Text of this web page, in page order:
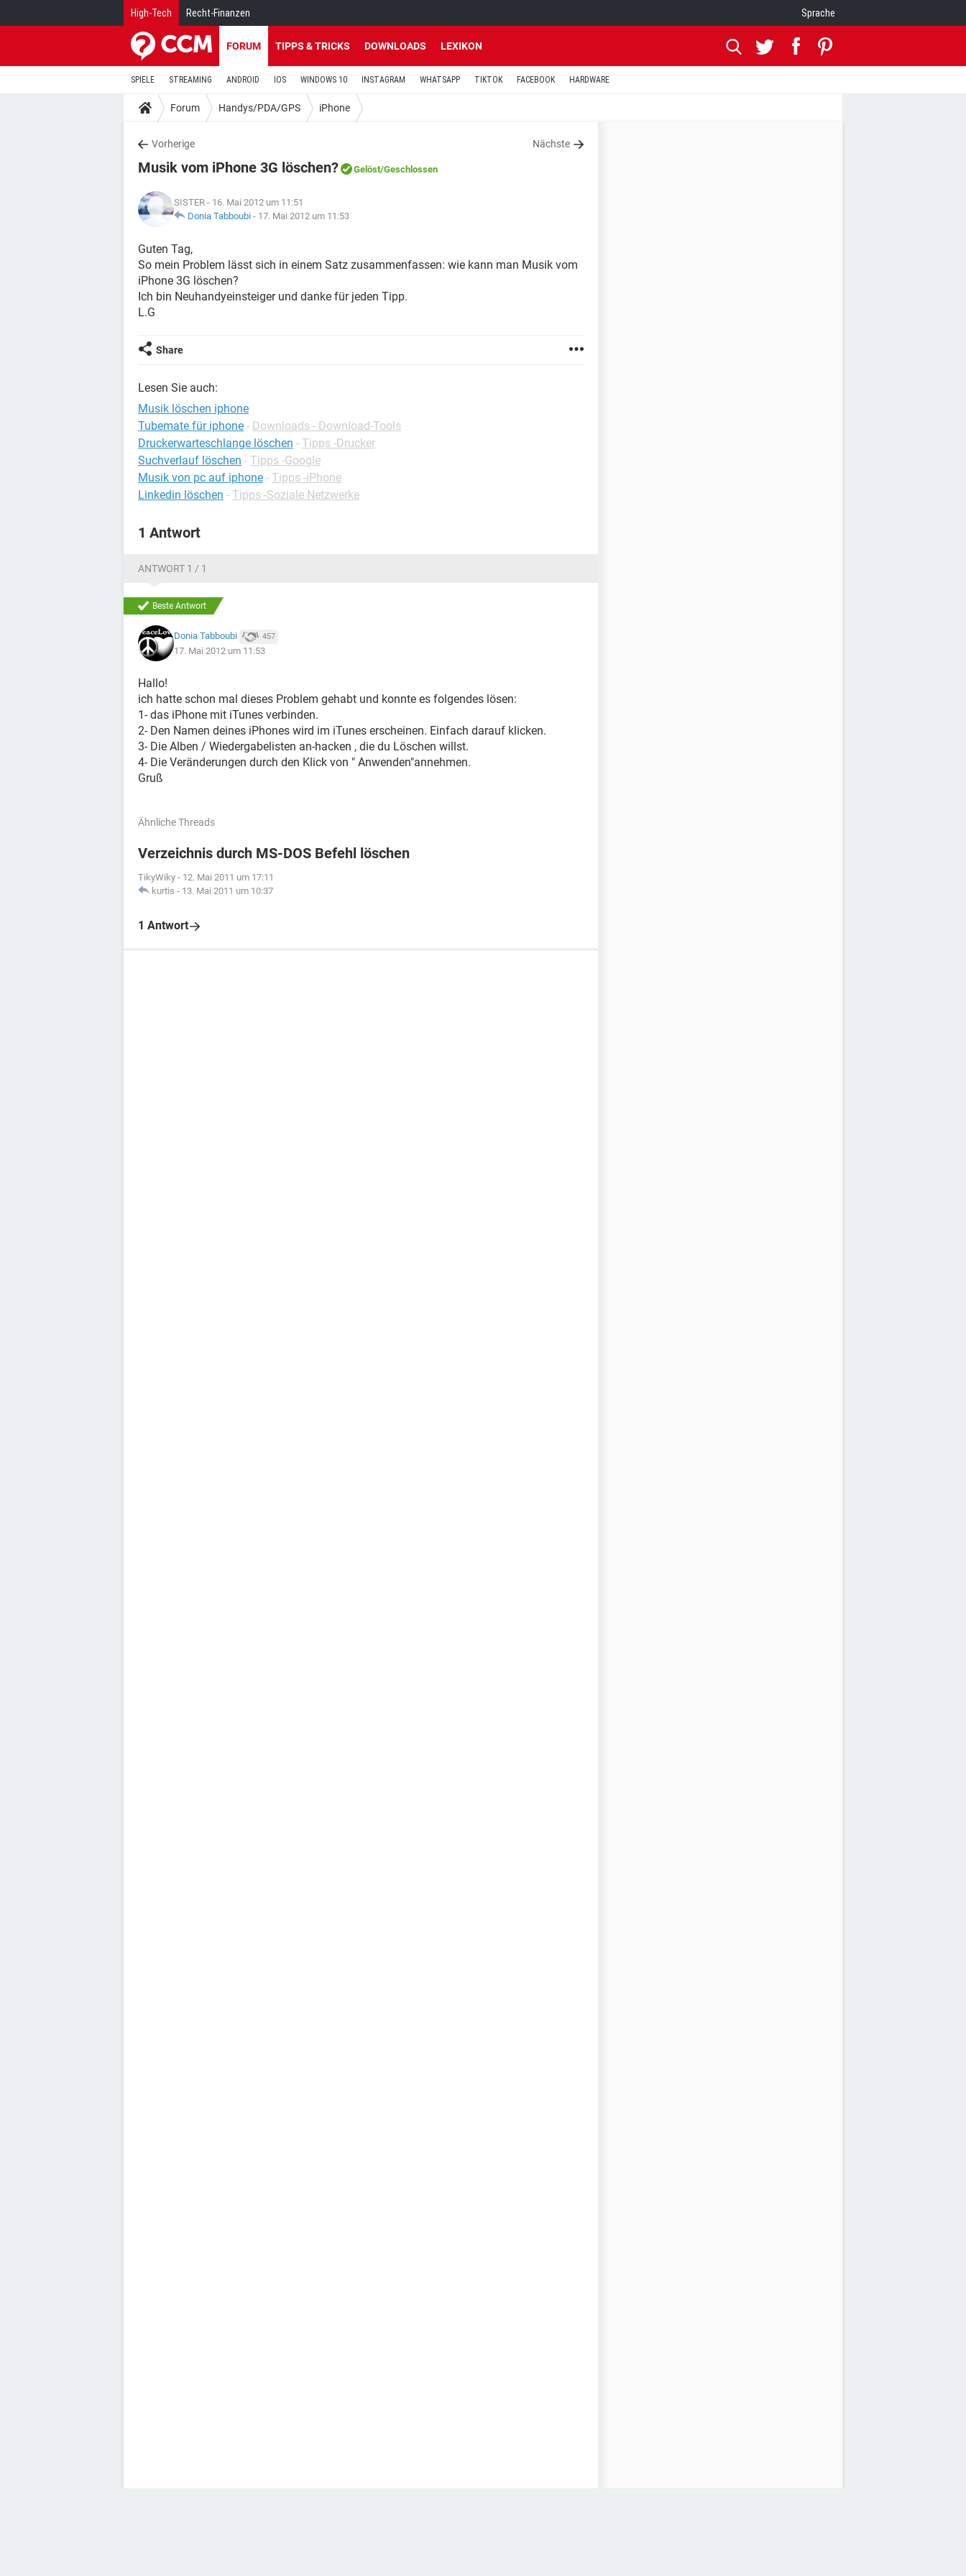
High-Tech Recht-Finanzen Sprache
FORUM TIPPS & TRICKS DOWNLOADS LEXIKON
SPIELE STREAMING ANDROID IOS WINDOWS 10 INSTAGRAM WHATSAPP TIKTOK FACEBOOK HARDWARE
Forum Handys/PDA/GPS iPhone
Vorherige Nächste
Musik vom iPhone 3G löschen? Gelöst/Geschlossen
SISTER - 16. Mai 2012 um 11:51
Donia Tabboubi - 17. Mai 2012 um 11:53
Guten Tag,
So mein Problem lässt sich in einem Satz zusammenfassen: wie kann man Musik vom
iPhone 3G löschen?
Ich bin Neuhandyeinsteiger und danke für jeden Tipp.
L.G
Share
Lesen Sie auch:
Musik löschen iphone
Tubemate für iphone - Downloads - Download-Tools
Druckerwarteschlange löschen - Tipps -Drucker
Suchverlauf löschen - Tipps -Google
Musik von pc auf iphone - Tipps -iPhone
Linkedin löschen - Tipps -Soziale Netzwerke
1 Antwort
ANTWORT 1 / 1
Beste Antwort
Donia Tabboubi 457
17. Mai 2012 um 11:53
Hallo!
ich hatte schon mal dieses Problem gehabt und konnte es folgendes lösen:
1- das iPhone mit iTunes verbinden.
2- Den Namen deines iPhones wird im iTunes erscheinen. Einfach darauf klicken.
3- Die Alben / Wiedergabelisten an-hacken , die du Löschen willst.
4- Die Veränderungen durch den Klick von " Anwenden"annehmen.
Gruß
Ähnliche Threads
Verzeichnis durch MS-DOS Befehl löschen
TikyWiky - 12. Mai 2011 um 17:11
kurtis - 13. Mai 2011 um 10:37
1 Antwort